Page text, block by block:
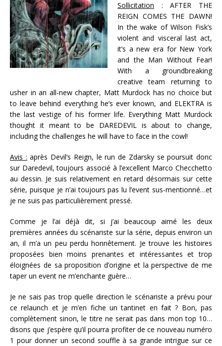
Sollicitation : AFTER THE
REIGN COMES THE DAWN!
In the wake of Wilson Fisk’s
violent and visceral last act,
it’s a new era for New York
and the Man Without Fear!
With a groundbreaking
creative team returning to
usher in an all-new chapter, Matt Murdock has no choice but
to leave behind everything he’s ever known, and ELEKTRA is
the last vestige of his former life. Everything Matt Murdock
thought it meant to be DAREDEVIL is about to change,
including the challenges he will have to face in the cowl!
Avis : après Devil’s Reign, le run de Zdarsky se poursuit donc
sur Daredevil, toujours associé à l’excellent Marco Checchetto
au dessin. Je suis relativement en retard désormais sur cette
série, puisque je n’ai toujours pas lu l’event sus-mentionné…et
je ne suis pas particulièrement pressé.
Comme je l’ai déjà dit, si j’ai beaucoup aimé les deux
premières années du scénariste sur la série, depuis environ un
an, il m’a un peu perdu honnêtement. Je trouve les histoires
proposées bien moins prenantes et intéressantes et trop
éloignées de sa proposition d’origine et la perspective de me
taper un event ne m’enchante guère…
Je ne sais pas trop quelle direction le scénariste a prévu pour
ce relaunch et je m’en fiche un tantinet en fait ? Bon, pas
complètement sinon, le titre ne serait pas dans mon top 10…
disons que j’espère qu’il pourra profiter de ce nouveau numéro
1 pour donner un second souffle à sa grande intrigue sur ce